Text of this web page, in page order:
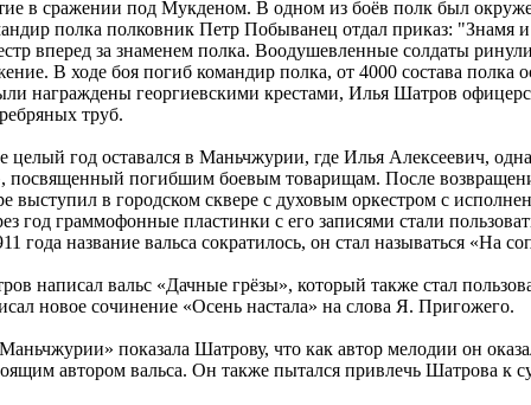
в сражении под Мукденом. В одном из боёв полк был
полка полковник Петр Побыванец отдал приказ:
вперед за знаменем полка. Воодушевленные солдаты
В ходе боя погиб командир полка, от 4000 состава полка
награждены георгиевскими крестами, Илья Шатров
труб.
год оставался в Маньчжурии, где Илья Алексеевич,
погибшим боевым товарищам. После
в городском сквере с духовым оркестром с
год граммофонные пластинки с его записями стали
года название вальса сократилось, он стал называться «На
вальс «Дачные грёзы», который также стал
новое сочинение «Осень настала» на слова Я. Пригожего.
показала Шатрову, что как автор мелодии он
автором вальса. Он также пытался привлечь Шатрова к